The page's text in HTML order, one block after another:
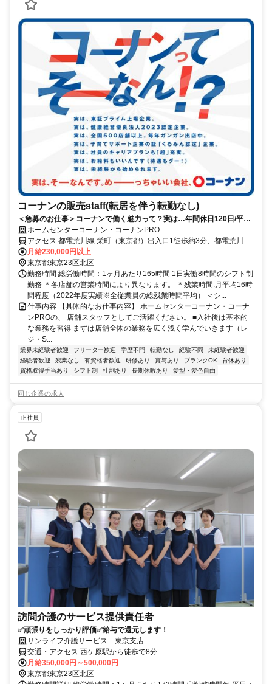
コーナンの販売staff(転居を伴う転勤なし)
＜急募のお仕事＞コーナンで働く魅力って？実は…年間休日120日/平均
残業14時間！
ホームセンターコーナン・コーナンPRO
アクセス 都電荒川線 栄町（東京都）出入口1徒歩約3分、都電荒川線
梶原出入口2(西)徒歩約4分、ＪＲ京浜東北線 王子南口徒歩約7分 【重
要】地域限定職の配属について：ご自身の自宅から片道90分圏内の店
舗へ配属となります。本求人の勤務地への配属は確約できませんので
ご了承ください。
月給230,000円以上
東京都東京23区北区
勤務時間 総労働時間：1ヶ月あたり165時間 1日実働8時間のシフト制
勤務 ＊各店舗の営業時間により異なります。 ＊残業時間:月平均16時
間程度（2022年度実績※全従業員の総残業時間平均） ＜シ...
仕事内容 【具体的なお仕事内容】 ホームセンターコーナン・コーナ
ンPROの、 店舗スタッフとしてご活躍ください。 ■入社後は基本的
な業務を習得 まずは店舗全体の業務を広く浅く学んでいきます（レ
ジ・S...
業界未経験者歓迎 フリーター歓迎 学歴不問 転勤なし 経験不問
未経験者歓迎
経験者歓迎
残業なし 有資格者歓迎 研修あり 賞与あり ブランクOK
育休あり
資格取得手当あり
シフト制 社割あり 長期休暇あり 髪型・髪色自由
同じ企業の求人
正社員
訪問介護のサービス提供責任者
✅頑張りをしっかり評価✅給与で還元します！
サンライフ介護サービス 東京支店
交通・アクセス 西ケ原駅から徒歩で8分
月給350,000円～500,000円
東京都東京23区北区